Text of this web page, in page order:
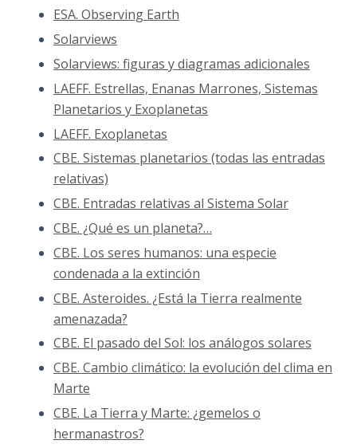
ESA. Observing Earth
Solarviews
Solarviews: figuras y diagramas adicionales
LAEFF. Estrellas, Enanas Marrones, Sistemas
Planetarios y Exoplanetas
LAEFF. Exoplanetas
CBE. Sistemas planetarios (todas las entradas
relativas)
CBE. Entradas relativas al Sistema Solar
CBE. ¿Qué es un planeta?…
CBE. Los seres humanos: una especie
condenada a la extinción
CBE. Asteroides. ¿Está la Tierra realmente
amenazada?
CBE. El pasado del Sol: los análogos solares
CBE. Cambio climático: la evolución del clima en
Marte
CBE. La Tierra y Marte: ¿gemelos o
hermanastros?